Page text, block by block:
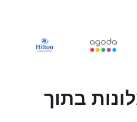
בתוך